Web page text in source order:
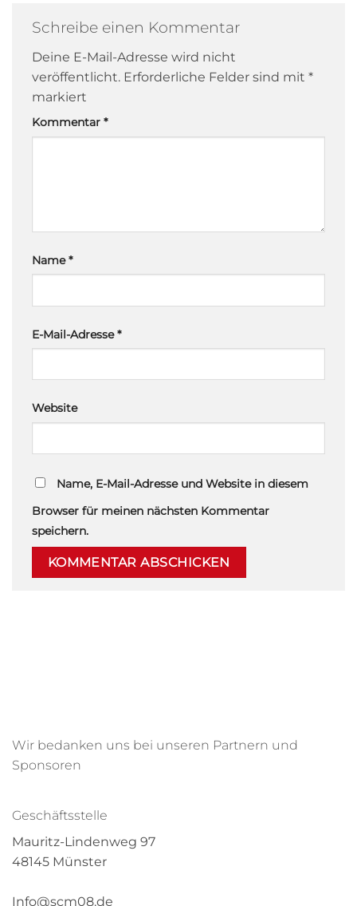
Schreibe einen Kommentar
Deine E-Mail-Adresse wird nicht
veröffentlicht. Erforderliche Felder sind mit *
markiert
Kommentar *
Name*
E-Mail-Adresse*
Website
Name, E-Mail-Adresse und Website in diesem
Browser für meinen nächsten Kommentar
speichern.
Wir bedanken uns bei unseren Partnern und
Sponsoren
Geschäftsstelle
Mauritz-Lindenweg 97
48145 Münster
Info@scm08.de